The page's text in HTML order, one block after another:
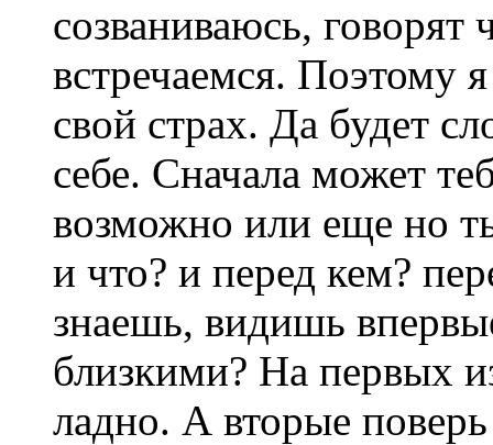
созваниваюсь,
встречаемся. Поэтому
свой страх. Да будет
себе. Сначала может
возможно или еще но
и что? и перед кем?
знаешь, видишь
близкими? На первых
ладно. А вторые